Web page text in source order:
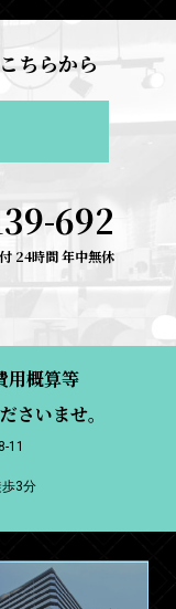
ちらから
692
24時間 年中無休
用概算等
さいませ。
11
3分